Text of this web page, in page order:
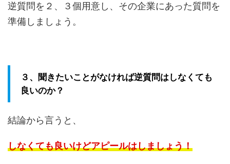
逆質問を２、３個用意し、その企業にあった質問を
準備しましょう。
３、聞きたいことがなければ逆質問はしなくても
良いのか？
結論から言うと、
しなくても良いけどアピールはしましょう！